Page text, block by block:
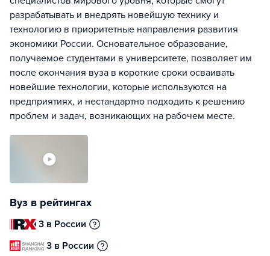
разрабатывать и внедрять новейшую технику и
технологию в приоритетные направления развития
экономики России. Основательное образование,
получаемое студентами в университете, позволяет им
после окончания вуза в короткие сроки осваивать
новейшие технологии, которые используются на
предприятиях, и нестандартно подходить к решению
проблем и задач, возникающих на рабочем месте.
Вуз в рейтингах
3 в России
3 в России